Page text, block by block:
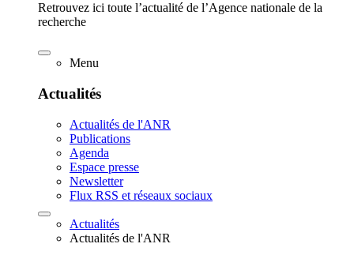
Retrouvez ici toute l’actualité de l’Agence nationale de la
recherche
Menu
Actualités
Actualités de l'ANR
Publications
Agenda
Espace presse
Newsletter
Flux RSS et réseaux sociaux
Actualités
Actualités de l'ANR